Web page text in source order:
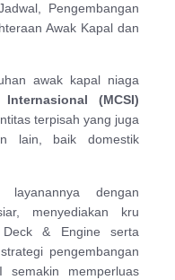
Pengembangan
Awak Kapal dan
awak kapal niaga
(MCSI)
terpisah yang juga
lain, baik domestik
layanannya dengan
menyediakan kru
Deck & Engine serta
pengembangan
memperluas